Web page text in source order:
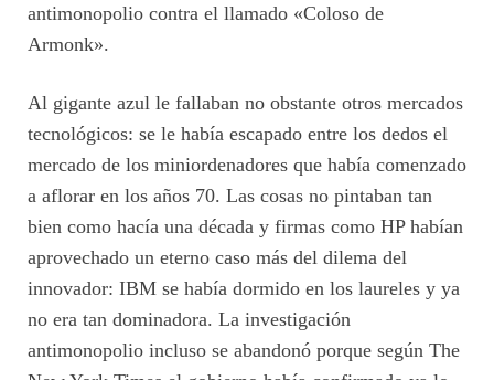
antimonopolio contra el llamado «Coloso de
Armonk».
Al gigante azul le fallaban no obstante otros mercados
tecnológicos: se le había escapado entre los dedos el
mercado de los miniordenadores que había comenzado
a aflorar en los años 70. Las cosas no pintaban tan
bien como hacía una década y firmas como HP habían
aprovechado un eterno caso más del dilema del
innovador: IBM se había dormido en los laureles y ya
no era tan dominadora. La investigación
antimonopolio incluso se abandonó porque según The